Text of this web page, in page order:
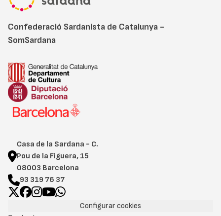
Confederació Sardanista de Catalunya -
SomSardana
Casa de la Sardana - C.
Pou de la Figuera, 15
08003 Barcelona
93 319 76 37
Configurar cookies